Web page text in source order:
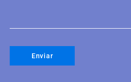
Enviar